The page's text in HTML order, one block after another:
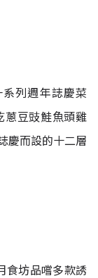
列週年誌慶菜
蔥豆豉鮭魚頭雞
慶而設的十二層
食坊品嚐多款誘